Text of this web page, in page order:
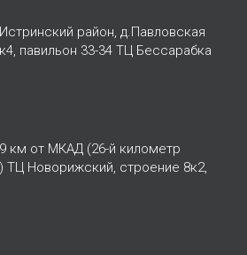
район, д.Павловская
павильон 33-34 ТЦ Бессарабка
км от МКАД (26-й километр
Новорижский, строение 8к2,